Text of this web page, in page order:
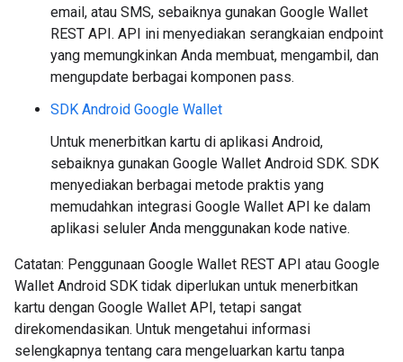
email, atau SMS, sebaiknya gunakan Google Wallet
REST API. API ini menyediakan serangkaian endpoint
yang memungkinkan Anda membuat, mengambil, dan
mengupdate berbagai komponen pass.
SDK Android Google Wallet
Untuk menerbitkan kartu di aplikasi Android,
sebaiknya gunakan Google Wallet Android SDK. SDK
menyediakan berbagai metode praktis yang
memudahkan integrasi Google Wallet API ke dalam
aplikasi seluler Anda menggunakan kode native.
Catatan: Penggunaan Google Wallet REST API atau Google
Wallet Android SDK tidak diperlukan untuk menerbitkan
kartu dengan Google Wallet API, tetapi sangat
direkomendasikan. Untuk mengetahui informasi
selengkapnya tentang cara mengeluarkan kartu tanpa